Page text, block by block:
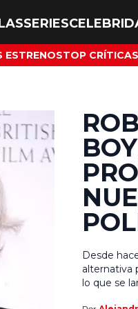
SERIES
ESTRENOSTOP CRÍTICAS
Desde
alternativa
lo que se